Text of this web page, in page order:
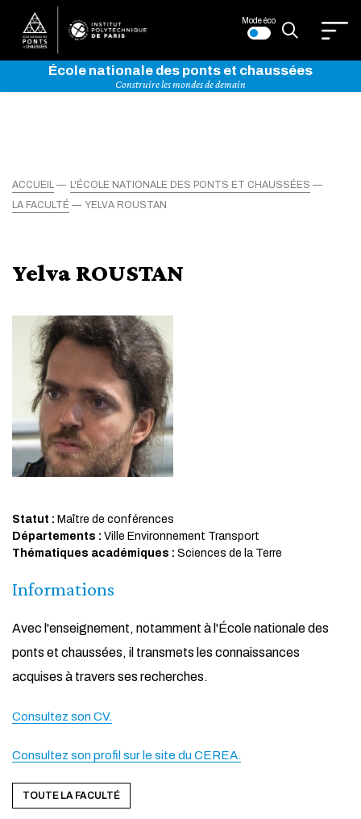
Mode éco
École nationale des ponts et chaussées
Construire les mondes de demain
ACCUEIL
L'ÉCOLE NATIONALE DES PONTS ET CHAUSSÉES
LA FACULTÉ
YELVA ROUSTAN
Yelva ROUSTAN
Statut : Maître de conférences
Départements : Ville Environnement Transport
Thématiques académiques : Sciences de la Terre
Informations
Avec l'enseignement, notamment à l'École nationale des
ponts et chaussées, il transmets les connaissances
acquises à travers ses recherches.
Consultez son CV.
Consultez son profil sur le site du CEREA.
TOUTE LA FACULTÉ